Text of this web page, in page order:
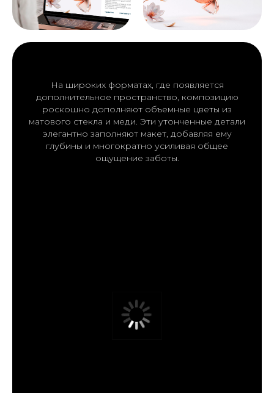
На широких форматах, где появляется
дополнительное пространство, композицию
роскошно дополняют объемные цветы из
матового стекла и меди. Эти утонченные детали
элегантно заполняют макет, добавляя ему
глубины и многократно усиливая общее
ощущение заботы.